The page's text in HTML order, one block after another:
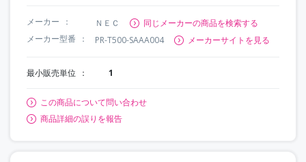
メーカー ＮＥＣ
同じメーカーの商品を検索する
メーカー型番
PR-T500-SAAA004 メーカーサイトを見る
最小販売単位 1
この商品について問い合わせ
商品詳細の誤りを報告